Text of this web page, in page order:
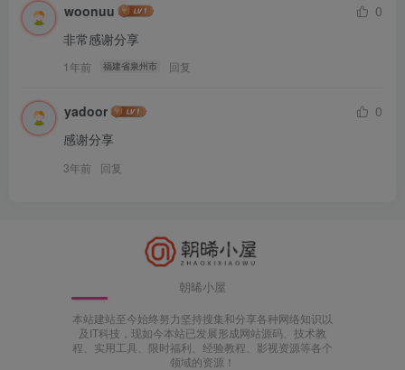
woonuu
0
非常感谢分享
1年前 福建省泉州市 回复
yadoor
0
感谢分享
3年前 回复
朝晞小屋
本站建站至今始终努力坚持搜集和分享各种网络知识以
及IT科技，现如今本站已发展形成网站源码、技术教
程、实用工具、限时福利、经验教程、影视资源等各个
领域的资源！